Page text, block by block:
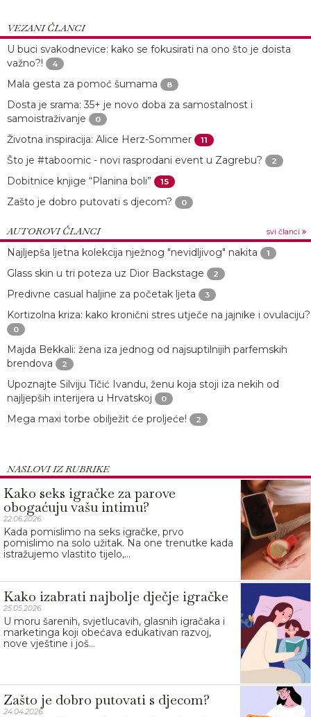
VEZANI ČLANCI
U buci svakodnevice: kako se fokusirati na ono što je doista
važno?!
4
Mala gesta za pomoć šumama 8
Dosta je srama: 35+ je novo doba za samostalnost i
samoistraživanje
0
Životna inspiracija: Alice Herz-Sommer 11
Što je #taboomic - novi rasprodani event u Zagrebu? 2
Dobitnice knjige “Planina boli” 15
Zašto je dobro putovati s djecom? 0
AUTOROVI ČLANCI svi članci
Najljepša ljetna kolekcija nježnog "nevidljivog" nakita 1
Glass skin u tri poteza uz Dior Backstage 2
Predivne casual haljine za početak ljeta 3
Kortizolna kriza: kako kronični stres utječe na jajnike i ovulaciju?
0
Majda Bekkali: žena iza jednog od najsuptilnijih parfemskih
brendova
2
Upoznajte Silviju Tičić Ivandu, ženu koja stoji iza nekih od
najljepših interijera u Hrvatskoj
0
Mega maxi torbe obilježit će proljeće! 2
NASLOVI IZ RUBRIKE
Kako seks igračke za parove
obogaćuju vašu intimu?
22.06.2026.
Kada pomislimo na seks igračke, prvo
pomislimo na solo užitak. Na one trenutke kada
istražujemo vlastito tijelo,...
Kako izabrati najbolje dječje igračke
25.05.2026.
U moru šarenih, svjetlucavih, glasnih igračaka i
marketinga koji obećava edukativan razvoj,
nove vještine i još...
Zašto je dobro putovati s djecom?
24.04.2026.